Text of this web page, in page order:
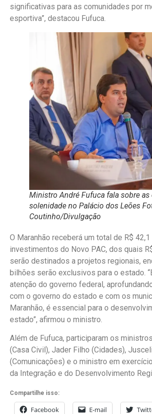
significativas para as comunidades por
esportiva”, destacou Fufuca.
Ministro André Fufuca fala sobre as
solenidade no Palácio dos Leões
Coutinho/Divulgação
O Maranhão receberá um total de R$
investimentos do Novo PAC, dos quais
serão destinados a projetos regionais,
bilhões serão exclusivos para o estado.
atenção do governo federal,
com o governo do estado e com os
Maranhão, é essencial para o
estado”, afirmou o ministro.
Além de Fufuca, participaram os
(Casa Civil), Jader Filho (Cidades),
(Comunicações) e o ministro em
da Integração e do Desenvolvimento
Compartilhe isso:
Facebook E-mail